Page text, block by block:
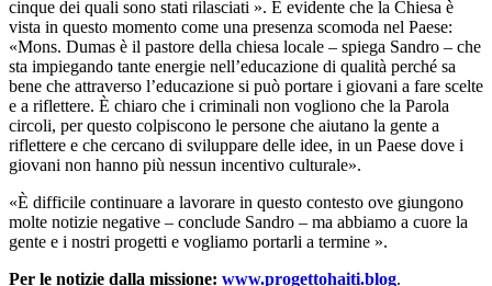
cinque dei quali sono stati rilasciati ». È evidente che la Chiesa è
vista in questo momento come una presenza scomoda nel Paese:
«Mons. Dumas è il pastore della chiesa locale – spiega Sandro – che
sta impiegando tante energie nell’educazione di qualità perché sa
bene che attraverso l’educazione si può portare i giovani a fare scelte
e a riflettere. È chiaro che i criminali non vogliono che la Parola
circoli, per questo colpiscono le persone che aiutano la gente a
riflettere e che cercano di sviluppare delle idee, in un Paese dove i
giovani non hanno più nessun incentivo culturale».
«È difficile continuare a lavorare in questo contesto ove giungono
molte notizie negative – conclude Sandro – ma abbiamo a cuore la
gente e i nostri progetti e vogliamo portarli a termine ».
Per le notizie dalla missione: www.progettohaiti.blog.